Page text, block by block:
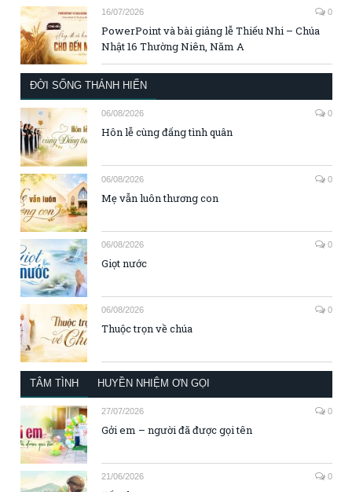
16/07/2026 0
PowerPoint và bài giảng lễ Thiếu Nhi – Chúa
Nhật 16 Thường Niên, Năm A
ĐỜI SỐNG THÁNH HIẾN
06/08/2026 0
Hôn lễ cùng đấng tình quân
06/08/2026 0
Mẹ vẫn luôn thương con
06/08/2026 0
Giọt nước
06/08/2026 0
Thuộc trọn về chúa
TÂM TÌNH HUYỀN NHIỆM ƠN GỌI
27/07/2026 0
Gởi em – người đã được gọi tên
21/06/2026 0